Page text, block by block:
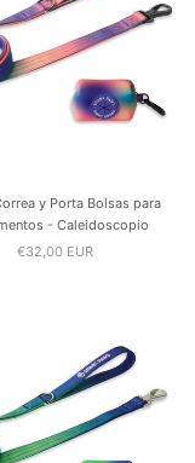
y Porta Bolsas para
- Caleidoscopio
€32,00 EUR